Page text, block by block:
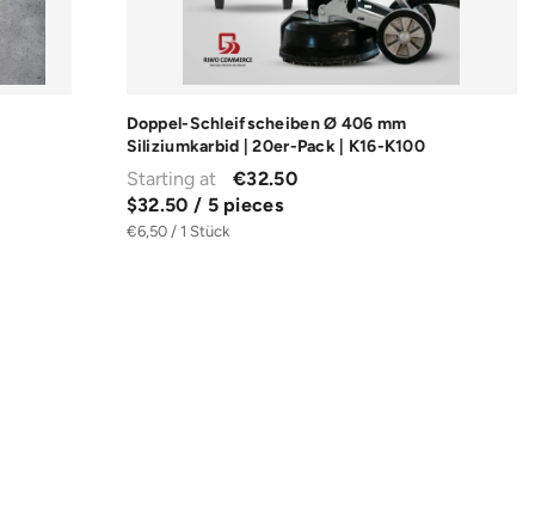
Doppel-Schleifscheiben Ø 406 mm
Siliziumkarbid | 20er-Pack | K16-K100
Starting at
€32.50
$32.50 / 5 pieces
€6,50 / 1 Stück